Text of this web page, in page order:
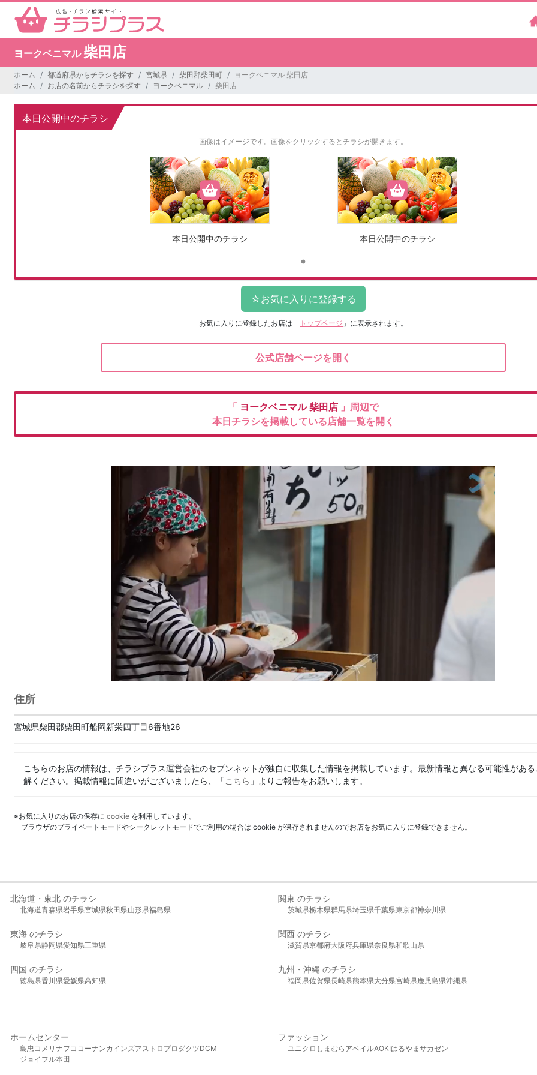
ヨークベニマル 柴田店
ホーム 都道府県からチラシを探す 宮城県 柴田郡柴田町
ヨークベニマル 柴田店
ホーム
お店の名前からチラシを探す ヨークベニマル 柴田店
本日公開中のチラシ
画像はイメージです。 画像をクリックするとチラシが開きます。
本日公開中のチラシ 本日公開中のチラシ
お気に入りに登録したお店は 「 トップページ 」に表示されます。
公式店舗ページを開く
「 ヨークベニマル柴田店 」周辺で
本日チラシを掲載している店舗一覧を開く
住所
宮城県柴田郡柴田町船岡新栄四丁目6番地26
こちらのお店の情報は、チラシプラス運営会社のセブンネットが独自に収集した情報を掲載しています。最新情報と異なる可能性があ
解ください。掲載情報に間違いがございましたら、「こちら 」よりご報告をお願いします。
※お気に入りのお店の保存に cookie を利用しています。
ブラウザのプライベートモードやシークレットモードでご利用の場合は cookie が保存されませんのでお店をお気に入りに登録できません。
北海道・東北 のチラシ
北海道青森県岩手県宮城県秋田県山形県福島県
関東 のチラシ
茨城県栃木県群馬県埼玉県千葉県東京都神奈川県
東海 のチラシ
岐阜県静岡県愛知県三重県
関西 のチラシ
滋賀県京都府大阪府兵庫県奈良県和歌山県
四国 のチラシ
徳島県香川県愛媛県高知県
九州・沖縄 のチラシ
福岡県佐賀県長崎県熊本県大分県宮崎県鹿児島県沖縄県
ホームセンター
島忠 コメリ ナフコ コーナンカインズアストロプロダクツDCM
ジョイフル本田
ファッション
ユニクロ しまむら アベイルAOKIはるやま サカゼン